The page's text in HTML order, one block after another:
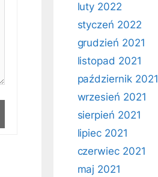
luty 2022
styczeń 2022
grudzień 2021
listopad 2021
październik 2021
wrzesień 2021
sierpień 2021
lipiec 2021
czerwiec 2021
maj 2021